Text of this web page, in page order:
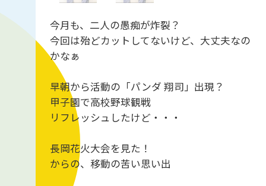
今月も、二人の愚痴が炸裂？
今回は殆どカットしてないけど、大丈夫なの
かなぁ
早朝から活動の「パンダ 翔司」出現？
甲子園で高校野球観戦
リフレッシュしたけど・・・
長岡花火大会を見た！
からの、移動の苦い思い出